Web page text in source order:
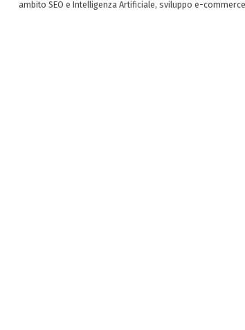
ambito SEO e Intelligenza Artificiale, sviluppo e-commerce